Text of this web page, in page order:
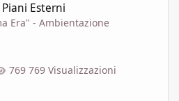
Esterni
Era" - Ambientazione
769 Visualizzazioni